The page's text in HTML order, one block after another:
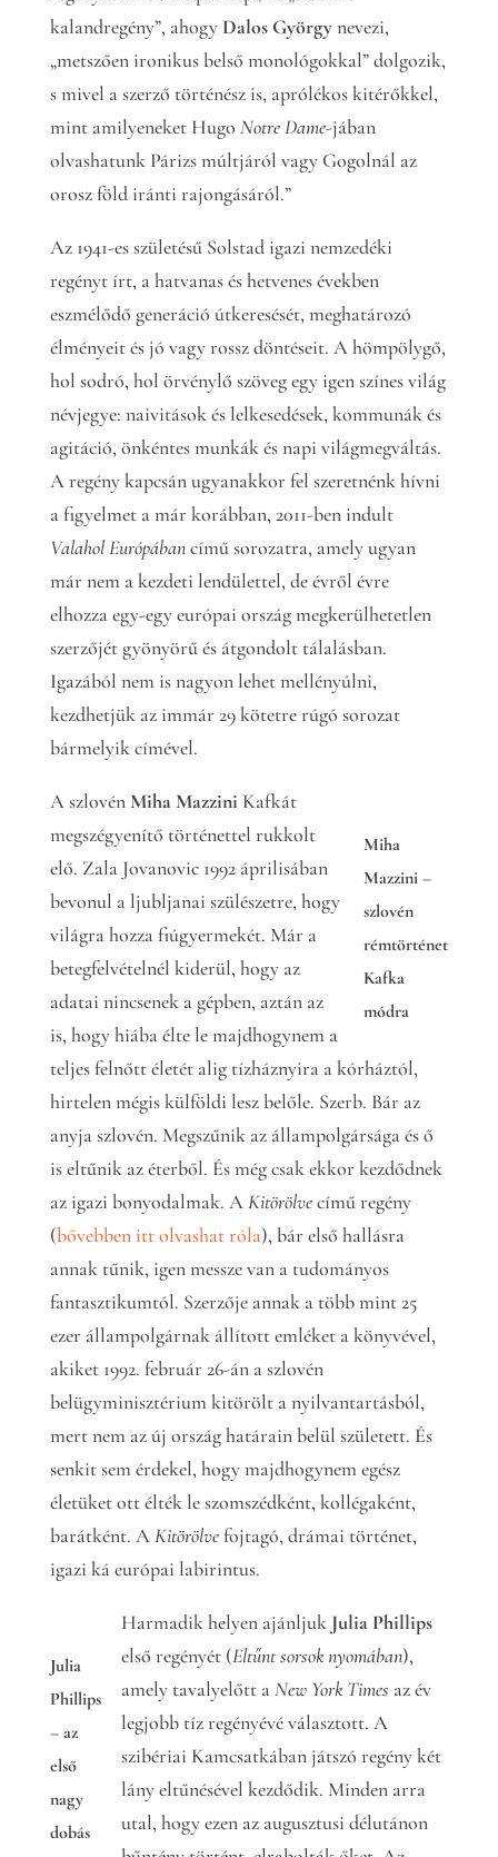
kalandregény”, ahogy Dalos Györgynevezi,
„metszően ironikus belső monológokkal” dolgozik,
s mivel a szerző történész is, aprólékos kitérőkkel,
mint amilyeneket Hugo Notre Dame-jában
olvashatunk Párizs múltjáról vagy Gogolnál az
orosz föld iránti rajongásáról.”
Az 1941-es születésű Solstad igazi nemzedéki
regényt írt, a hatvanas és hetvenes években
eszmélődő generáció útkeresését, meghatározó
élményeit és jó vagy rossz döntéseit. A hömpölygő,
hol sodró, hol örvénylő szöveg egy igen színes világ
névjegye: naivitások és lelkesedések, kommunák és
agitáció, önkéntes munkák és napi világmegváltás.
A regény kapcsán ugyanakkor fel szeretnénk hívni
a figyelmet a már korábban, 2011-ben indult
Valahol Európábancímű sorozatra, amely ugyan
már nem a kezdeti lendülettel, de évről évre
elhozza egy-egy európai ország megkerülhetetlen
szerzőjét gyönyörű és átgondolt tálalásban.
Igazából nem is nagyon lehet mellényúlni,
kezdhetjük az immár 29 kötetre rúgó sorozat
bármelyik címével.
Miha
Mazzini –
szlovén
rémtörténet
Kafka
módra
A szlovénMiha Mazzini Kafkát
megszégyenítő történettel rukkolt
elő. Zala Jovanovic 1992 áprilisában
bevonul a ljubljanai szülészetre, hogy
világra hozza fiúgyermekét. Már a
betegfelvételnél kiderül, hogy az
adatai nincsenek a gépben, aztán az
is, hogy hiába élte le majdhogynem a
teljes felnőtt életét alig tízháznyira a kórháztól,
hirtelen mégis külföldi lesz belőle. Szerb. Bár az
anyja szlovén. Megszűnik az állampolgársága és ő
is eltűnik az éterből. És még csak ekkor kezdődnek
az igazi bonyodalmak. AKitörölvecímű regény
(bővebben itt olvashat róla), bár első hallásra
annak tűnik, igen messze van a tudományos
fantasztikumtól. Szerzője annak a több mint 25
ezer állampolgárnak állított emléket a könyvével,
akiket 1992. február 26-án a szlovén
belügyminisztérium kitörölt a nyilvantartásból,
mert nem az új ország határain belül született. És
senkit sem érdekel, hogy majdhogynem egész
életüket ott élték le szomszédként, kollégaként,
barátként. AKitörölvefojtagó, drámai történet,
igazi ká európai labirintus.
Julia
Phillips
– az
első
nagy
dobás
Harmadik helyen ajánljuk Julia Phillips
első regényét (Eltűnt sorsok nyomában),
amely tavalyelőtt aNew York Times az év
legjobb tíz regényévé választott. A
szibériai Kamcsatkában játszó regény két
lány eltűnésével kezdődik. Minden arra
utal, hogy ezen az augusztusi délutánon